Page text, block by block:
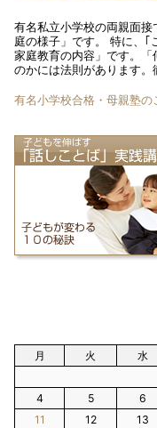
有名私立小学校の両親面
庭の様子」です。 特に、｢
家庭教育の内容」です。「
のかには法則があります。
有名小学校合格・母親塾の
月 火 水
4
5 6
11
12 13